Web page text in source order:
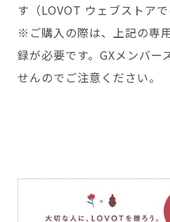
す（LOVOT ウェブストアで
※ご購入の際は、上記の専
録が必要です。GXメンバー
せんのでご注意ください。